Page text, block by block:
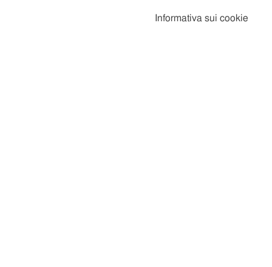
Informativa sui cookie